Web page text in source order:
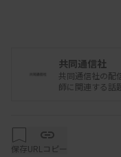
共同通信社
共同通信社の配
師に関連する話
保存URLコピー